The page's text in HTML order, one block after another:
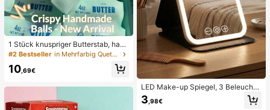
1 Stück knuspriger Butterstab, hand
gemachter Stressabbau-Ball mit Sp
rachsteuerung, realistisches Leben
smittel-Spielzeug, Quetsch- und En
ug, Fidget-Spielzeug
#2 Bestseller in Mehrfarbig Quetschspielzeug für Teenager
10 ,69€
LED Make-up Spiegel, 3 Beleuchtu
ngsmodi, einstellbare Helligkeit, tra
gbares faltbares Design, geeignet f
3 ,98€